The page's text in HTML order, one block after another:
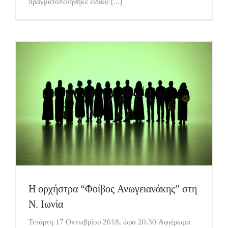
Η ορχήστρα “Φοίβος Ανωγειανάκης” στη
Ν. Ιωνία
Τετάρτη 17 Οκτωβρίου 2018, ώρα 20.30 Αφιέρωμα